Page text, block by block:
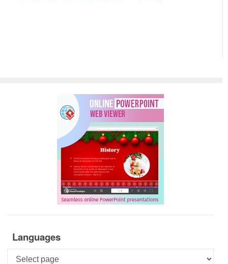
Languages
Languages